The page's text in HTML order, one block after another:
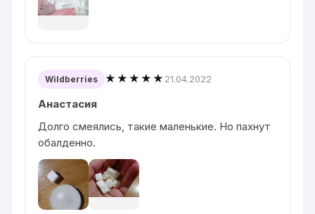
Wildberries ★★★★★ 21.04.2022
Анастасия
Долго смеялись, такие маленькие. Но пахнут
обалденно.